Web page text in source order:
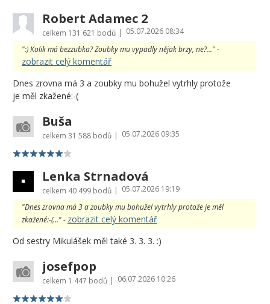
Robert Adamec 2
celkem 131 621 bodů | 05.07.2026 08:34
":) Kolik má bezzubka? Zoubky mu vypadly nějak brzy, ne?..." -
zobrazit celý komentář
Dnes zrovna má 3 a zoubky mu bohužel vytrhly protože
je měl zkažené:-(
Buša
celkem 31 588 bodů | 05.07.2026 09:35
Lenka Strnadová
celkem 40 499 bodů | 05.07.2026 19:19
"Dnes zrovna má 3 a zoubky mu bohužel vytrhly protože je měl
zkažené:-(..." - zobrazit celý komentář
Od sestry Mikulášek měl také 3. 3. 3. :)
josefpop
celkem 1 447 bodů | 06.07.2026 10:26